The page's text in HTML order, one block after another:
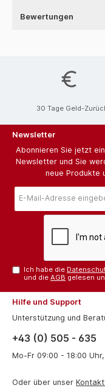
Bewertungen
30 Tage Geld-
Newsletter
Abonnieren Sie jetzt
Newsletter und Sie
neue Produkte
Ich habe die
und dieAGB gelesen
Hilfe und Support
Unterstützung und
+43 (0) 505 - 635
Mo-Fr 09:00 - 18:00
Oder über unser